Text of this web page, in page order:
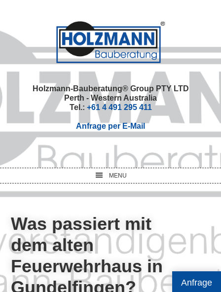
Anfrage
primary
navigation
main
content
primary
sidebar
footer
Holzmann-Bauberatung® Group PTY LTD
Perth - Western Australia
Tel.: +61 4 491 295 411
Anfrage per E-Mail
MENU
Was passiert mit
dem alten
Feuerwehrhaus in
Gundelfingen?